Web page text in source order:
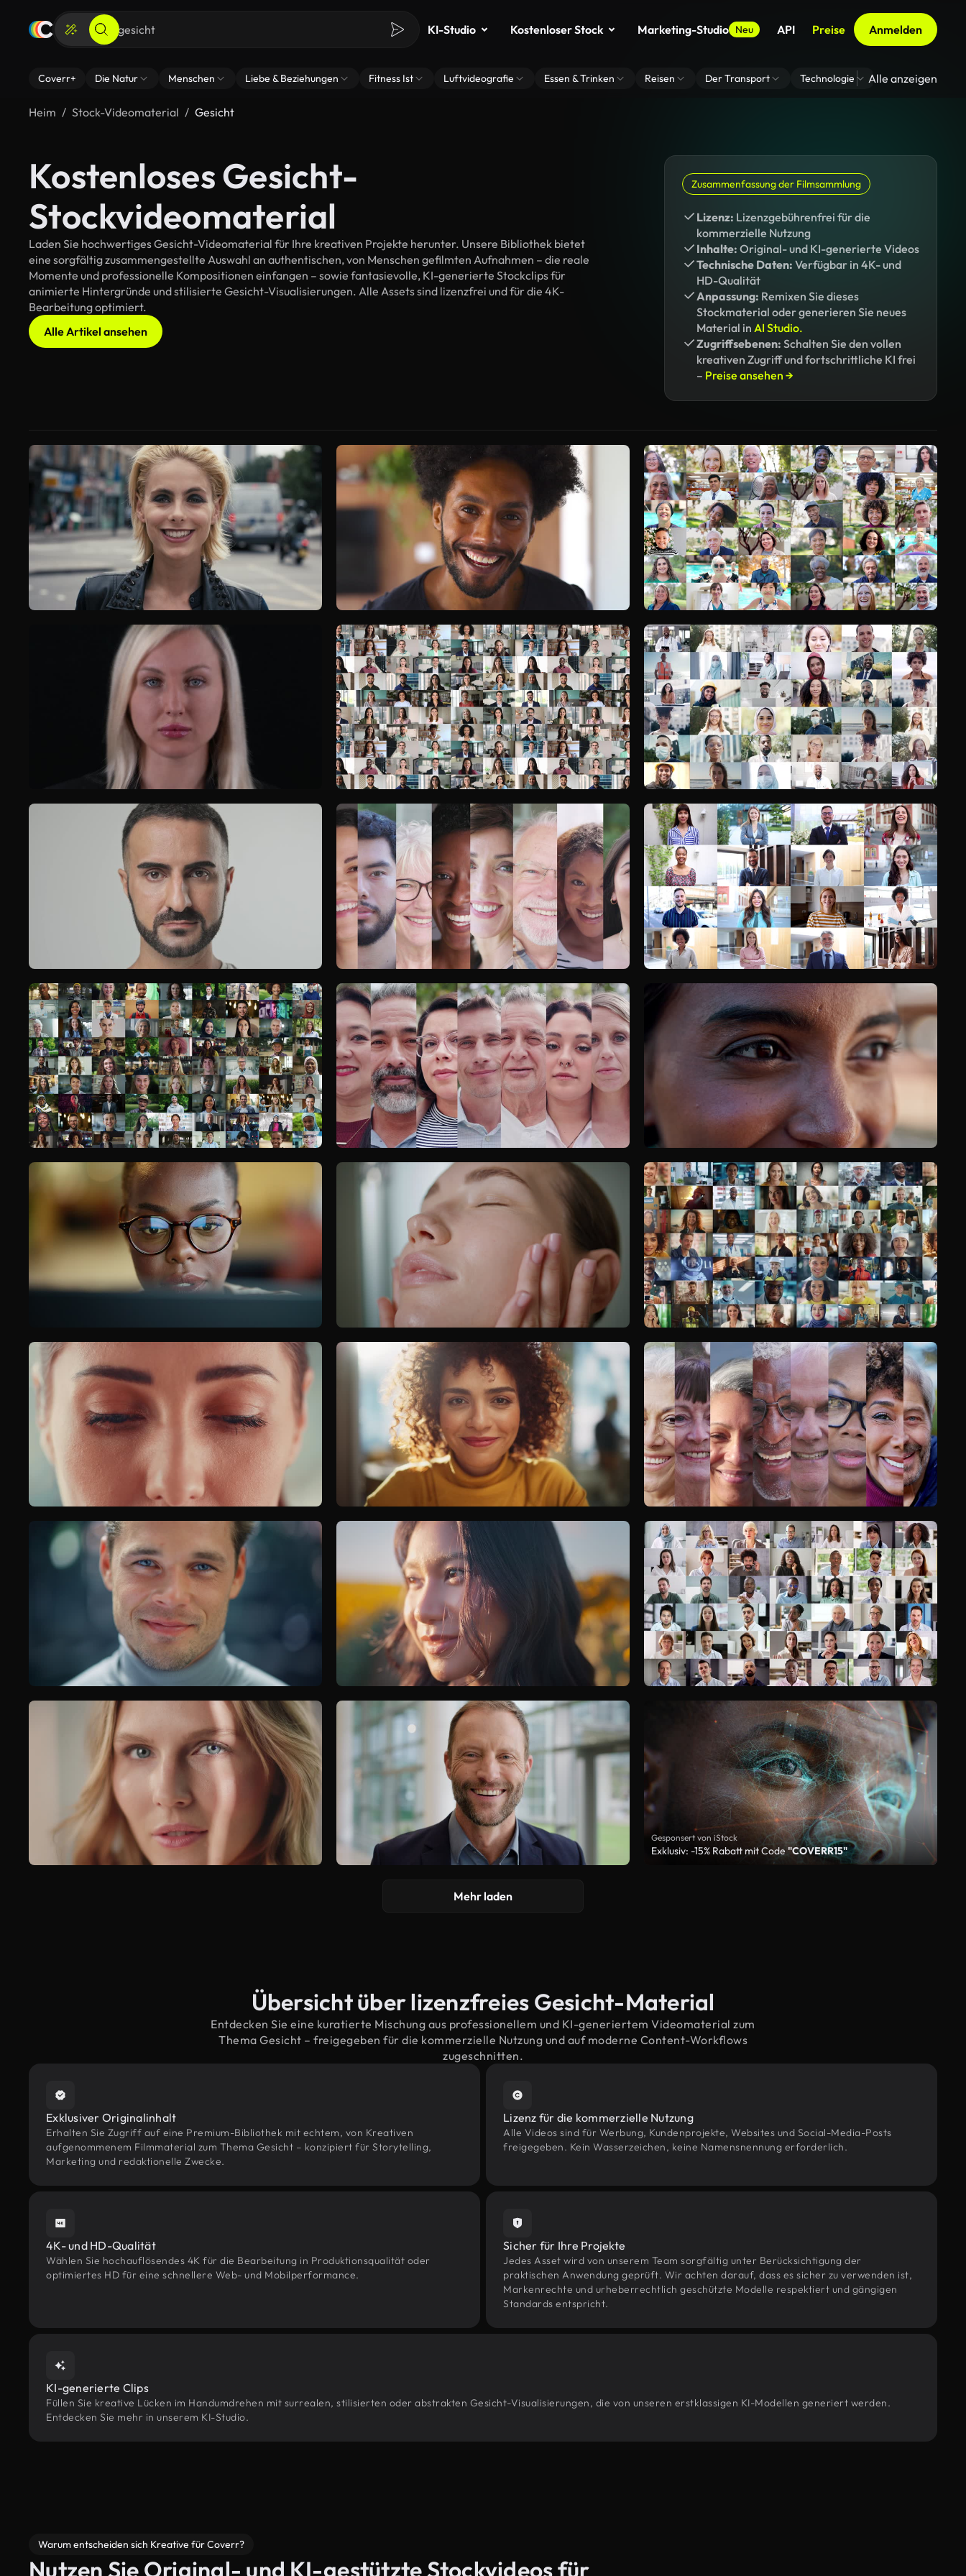
KI-Studio Kostenloser Stock Marketing-Studio Neu API Preise Anmelden
Coverr+ Die Natur Menschen Liebe & Beziehungen Fitness Ist Luftvideografie Essen & Trinken Reisen Der Transport Technologie Zoom Virtuelle
Alle anzeigen
Heim Stock-Videomaterial Gesicht
Kostenloses Gesicht-
Stockvideomaterial
Laden Sie hochwertiges Gesicht-Videomaterial für Ihre kreativen Projekte herunter. Unsere Bibliothek bietet
eine sorgfältig zusammengestellte Auswahl an authentischen, von Menschen gefilmten Aufnahmen – die reale
Momente und professionelle Kompositionen einfangen – sowie fantasievolle, KI-generierte Stockclips für
animierte Hintergründe und stilisierte Gesicht-Visualisierungen. Alle Assets sind lizenzfrei und für die 4K-
Bearbeitung optimiert.
Alle Artikel ansehen
Zusammenfassung der Filmsammlung
Lizenz: Lizenzgebührenfrei für die
kommerzielle Nutzung
Inhalte: Original- und KI-generierte Videos
Technische Daten: Verfügbar in 4K- und
HD-Qualität
Anpassung: Remixen Sie dieses
Stockmaterial oder generieren Sie neues
Material in AI Studio.
Zugriffsebenen: Schalten Sie den vollen
kreativen Zugriff und fortschrittliche KI frei
– Preise ansehen →
Gesponsert von iStock
Exklusiv: -15% Rabatt mit Code"COVERR15"
Mehr laden
Übersicht über lizenzfreies Gesicht-Material
Entdecken Sie eine kuratierte Mischung aus professionellem und KI-generiertem Videomaterial zum
Thema Gesicht – freigegeben für die kommerzielle Nutzung und auf moderne Content-Workflows
zugeschnitten.
Exklusiver Originalinhalt
Erhalten Sie Zugriff auf eine Premium-Bibliothek mit echtem, von Kreativen
aufgenommenem Filmmaterial zum Thema Gesicht – konzipiert für Storytelling,
Marketing und redaktionelle Zwecke.
Lizenz für die kommerzielle Nutzung
Alle Videos sind für Werbung, Kundenprojekte, Websites und Social-Media-Posts
freigegeben. Kein Wasserzeichen, keine Namensnennung erforderlich.
4K- und HD-Qualität
Wählen Sie hochauflösendes 4K für die Bearbeitung in Produktionsqualität oder
optimiertes HD für eine schnellere Web- und Mobilperformance.
Sicher für Ihre Projekte
Jedes Asset wird von unserem Team sorgfältig unter Berücksichtigung der
praktischen Anwendung geprüft. Wir achten darauf, dass es sicher zu verwenden ist,
Markenrechte und urheberrechtlich geschützte Modelle respektiert und gängigen
Standards entspricht.
KI-generierte Clips
Füllen Sie kreative Lücken im Handumdrehen mit surrealen, stilisierten oder abstrakten Gesicht-Visualisierungen, die von unseren erstklassigen KI-Modellen generiert werden.
Entdecken Sie mehr in unserem KI-Studio.
Warum entscheiden sich Kreative für Coverr?
Nutzen Sie Original- und KI-gestützte Stockvideos für